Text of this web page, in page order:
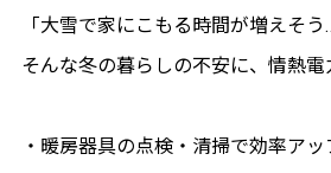
「大雪で家にこもる時間が増えそう…
そんな冬の暮らしの不安に、情熱電
・暖房器具の点検・清掃で効率アッ